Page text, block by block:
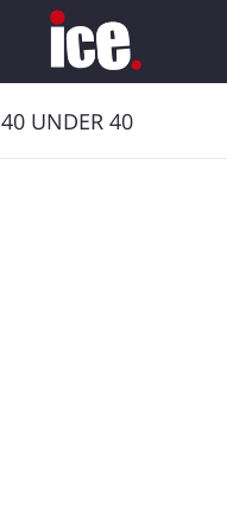
40 UNDER 40